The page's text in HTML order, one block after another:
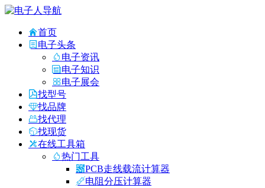
首页
电子头条
电子资讯
电子知识
电子展会
找型号
找品牌
找代理
找现货
在线工具箱
热门工具
PCB走线载流计算器
电阻分压计算器